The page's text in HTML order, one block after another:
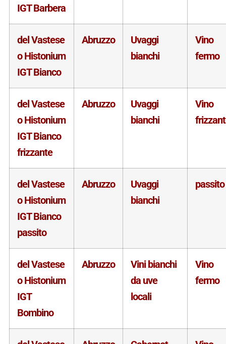
IGT Barbera
del Vastese
o Histonium
IGT Bianco
Abruzzo
Uvaggi
bianchi
Vino
fermo
del Vastese
o Histonium
IGT Bianco
frizzante
Abruzzo
Uvaggi
bianchi
Vino
del Vastese
o Histonium
IGT Bianco
passito
Abruzzo
Uvaggi
bianchi
passito
del Vastese
o Histonium
IGT
Bombino
Abruzzo
Vini bianchi
da uve
locali
Vino
fermo